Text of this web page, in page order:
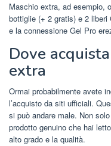
Maschio extra, ad esempio,
bottiglie (+ 2 gratis) e 2
e la connessione Gel Pro
Dove
extra
Ormai probabilmente avete
l’acquisto da siti ufficiali.
si può andare male. Non
prodotto genuino che hai
alto grado e la qualità.